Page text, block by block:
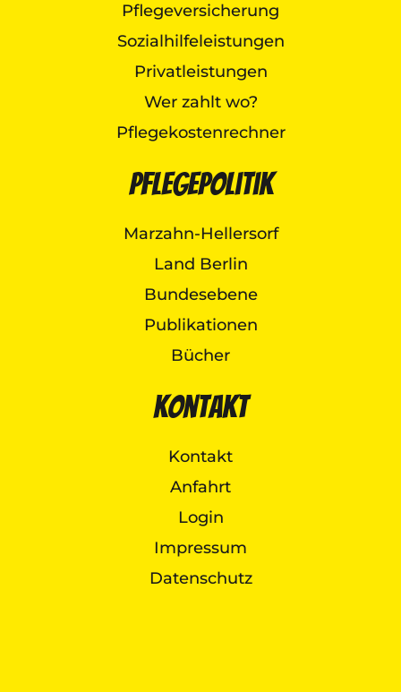
Pflegeversicherung
Sozialhilfeleistungen
Privatleistungen
Wer zahlt wo?
Pflegekostenrechner
Pflegepolitik
Marzahn-Hellersorf
Land Berlin
Bundesebene
Publikationen
Bücher
Kontakt
Kontakt
Anfahrt
Login
Impressum
Datenschutz